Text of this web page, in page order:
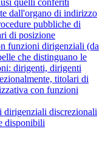
quelli conferiti
dall'organo di indirizzo
pubbliche di
di posizione
funzioni dirigenziali (da
che distinguano le
dirigenti, dirigenti
titolari di
con funzioni
dirigenziali discrezionali
disponibili